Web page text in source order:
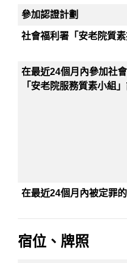
參加認證計劃
社會福利署「安老院質素
在最近24個月內參加社
「安老院服務質素小組
在最近24個月內被定罪
宿位、牌照